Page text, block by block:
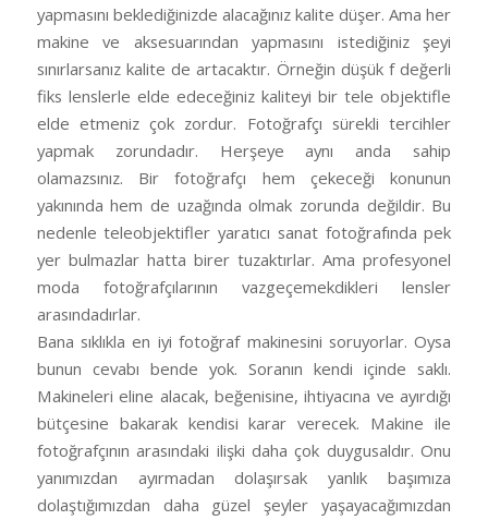
yapmasını beklediğinizde alacağınız kalite düşer. Ama her
makine ve aksesuarından yapmasını istediğiniz şeyi
sınırlarsanız kalite de artacaktır. Örneğin düşük f değerli
fiks lenslerle elde edeceğiniz kaliteyi bir tele objektifle
elde etmeniz çok zordur. Fotoğrafçı sürekli tercihler
yapmak zorundadır. Herşeye aynı anda sahip
olamazsınız. Bir fotoğrafçı hem çekeceği konunun
yakınında hem de uzağında olmak zorunda değildir. Bu
nedenle teleobjektifler yaratıcı sanat fotoğrafında pek
yer bulmazlar hatta birer tuzaktırlar. Ama profesyonel
moda fotoğrafçılarının vazgeçemekdikleri lensler
arasındadırlar.
Bana sıklıkla en iyi fotoğraf makinesini soruyorlar. Oysa
bunun cevabı bende yok. Soranın kendi içinde saklı.
Makineleri eline alacak, beğenisine, ihtiyacına ve ayırdığı
bütçesine bakarak kendisi karar verecek. Makine ile
fotoğrafçının arasındaki ilişki daha çok duygusaldır. Onu
yanımızdan ayırmadan dolaşırsak yanlık başımıza
dolaştığımızdan daha güzel şeyler yaşayacağımızdan